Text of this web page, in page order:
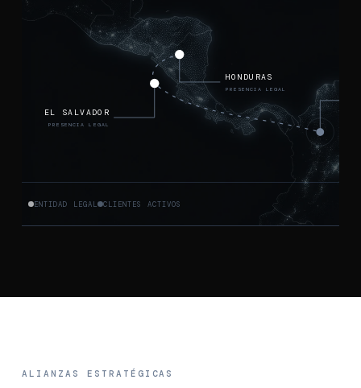
HONDURAS
PRESENCIA LEGAL
EL SALVADOR
PRESENCIA LEGAL
ENTIDAD LEGAL CLIENTES ACTIVOS
ALIANZAS ESTRATÉGICAS